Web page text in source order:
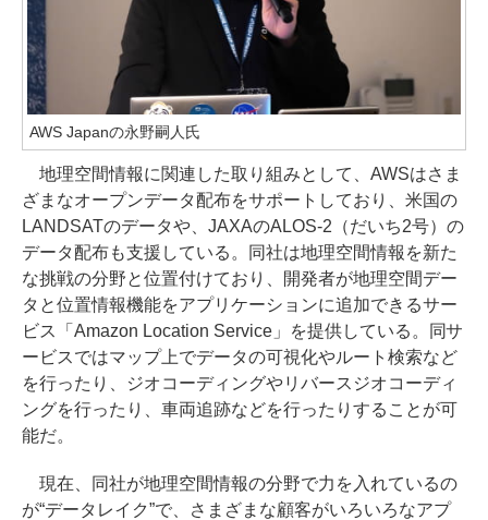
AWS Japanの永野嗣人氏
地理空間情報に関連した取り組みとして、AWSはさま
ざまなオープンデータ配布をサポートしており、米国の
LANDSATのデータや、JAXAのALOS-2（だいち2号）の
データ配布も支援している。同社は地理空間情報を新た
な挑戦の分野と位置付けており、開発者が地理空間デー
タと位置情報機能をアプリケーションに追加できるサー
ビス「Amazon Location Service」を提供している。同サ
ービスではマップ上でデータの可視化やルート検索など
を行ったり、ジオコーディングやリバースジオコーディ
ングを行ったり、車両追跡などを行ったりすることが可
能だ。
現在、同社が地理空間情報の分野で力を入れているの
が“データレイク”で、さまざまな顧客がいろいろなアプ